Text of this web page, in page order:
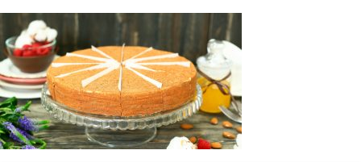
Skip
to
content